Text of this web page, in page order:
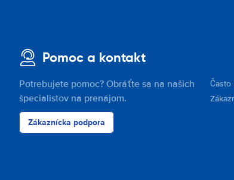
Pomoc a kontakt
Potrebujete pomoc? Obráťte sa na našich
špecialistov na prenájom.
Zákaznícka podpora
Často